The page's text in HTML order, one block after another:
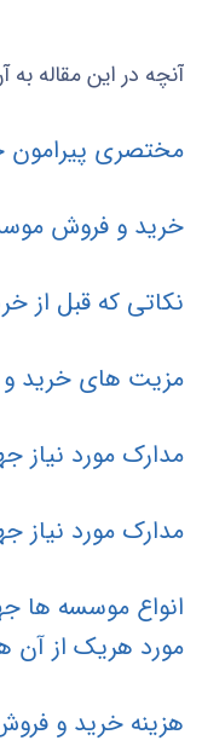
آنچه در این مقاله
مختصری
خرید و فروش
نکاتی که قبل از
مزیت های خرید
مدارک مورد
مدارک مورد
انواع موسسه ها
مورد هریک از آن
هزینه خرید و